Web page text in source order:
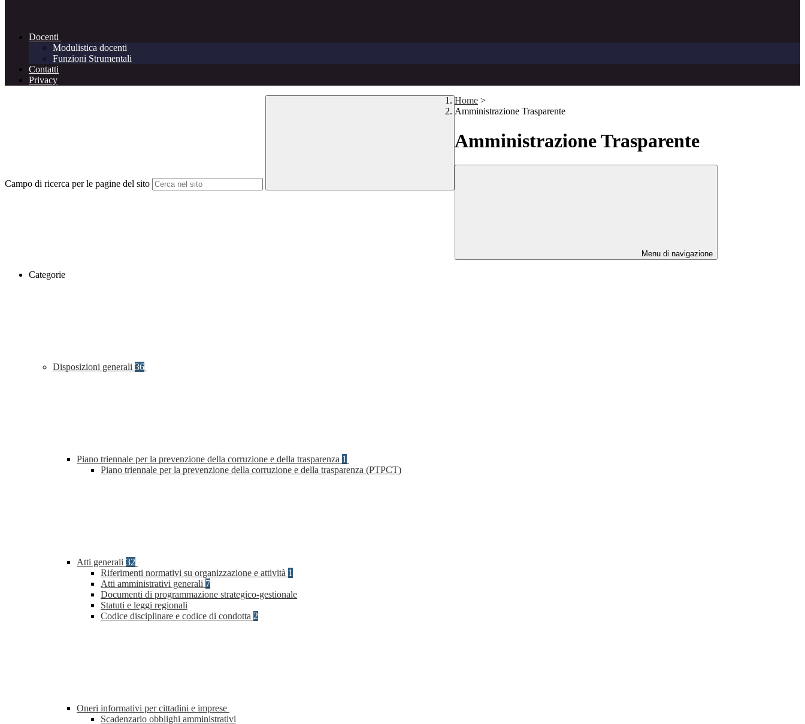
Docenti
Modulistica docenti
Funzioni Strumentali
Contatti
Privacy
Campo di ricerca per le pagine del sito
Home >
Amministrazione Trasparente
Amministrazione Trasparente
Menu di navigazione
Categorie
Disposizioni generali 36
Piano triennale per la prevenzione della corruzione e della trasparenza 1
Piano triennale per la prevenzione della corruzione e della trasparenza (PTPCT)
Atti generali 32
Riferimenti normativi su organizzazione e attività 1
Atti amministrativi generali 7
Documenti di programmazione strategico-gestionale
Statuti e leggi regionali
Codice disciplinare e codice di condotta 2
Oneri informativi per cittadini e imprese
Scadenzario obblighi amministrativi